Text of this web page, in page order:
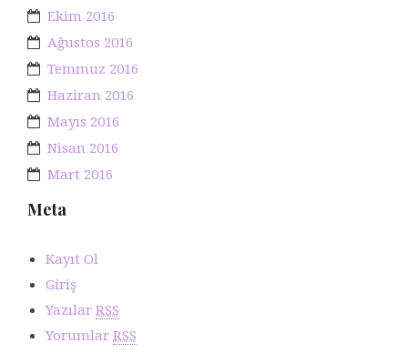
Ekim 2016
Ağustos 2016
Temmuz 2016
Haziran 2016
Mayıs 2016
Nisan 2016
Mart 2016
Meta
Kayıt Ol
Giriş
Yazılar RSS
Yorumlar RSS